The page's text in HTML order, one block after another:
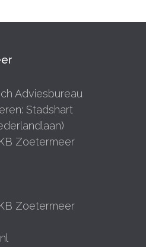
Adviesbureau
Stadshart
Zoetermeer
Zoetermeer